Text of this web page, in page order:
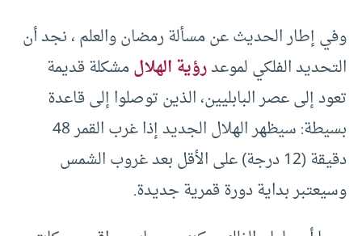
وفي إطار الحديث عن مسألة رمضان والعلم ، نجد أن
التحديد الفلكي لموعدرؤية الهلالمشكلة قديمة
تعود إلى عصر البابليين، الذين توصلوا إلى قاعدة
بسيطة: سيظهر الهلال الجديد إذا غرب القمر 48
دقيقة (12 درجة) على الأقل بعد غروب الشمس
وسيعتبر بداية دورة قمرية جديدة.